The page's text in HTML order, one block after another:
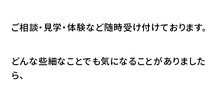
ご相談・見学・体験など随時受け付けております。
どんな些細なことでも気になることがありました
ら、